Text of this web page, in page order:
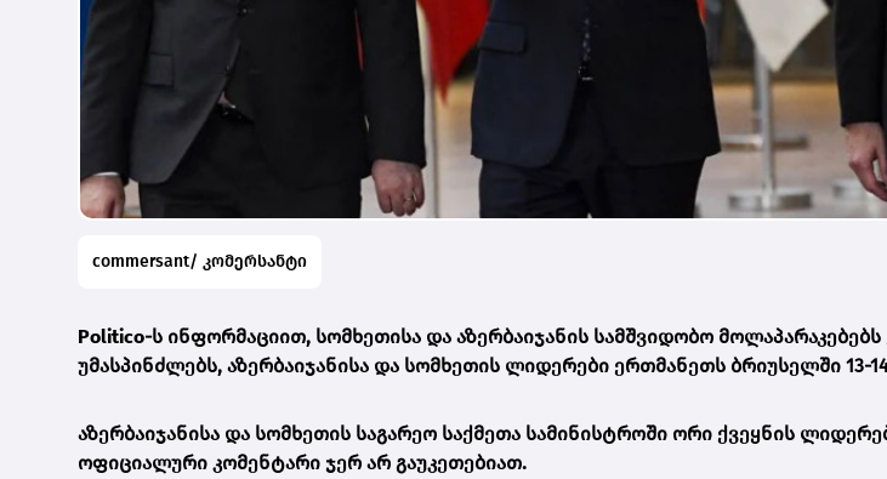
commersant/ კომერსანტი
Politico-ს ინფორმაციით, სომხეთისა და აზერბაიჯანის სამშვიდობო მოლაპარაკებებს
უმასპინძლებს, აზერბაიჯანისა და სომხეთის ლიდერები ერთმანეთს ბრიუსელში 13-
აზერბაიჯანისა და სომხეთის საგარეო საქმეთა სამინისტროში ორი ქვეყნის
ოფიციალური კომენტარი ჯერ არ გაუკეთებიათ.